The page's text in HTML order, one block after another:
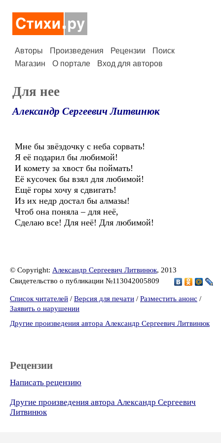
Авторы Произведения Рецензии
Поиск
Магазин
О портале Вход для авторов
Для нее
Александр Сергеевич Литвинюк
Мне бы звёздочку с неба сорвать!
Я её подарил бы любимой!
И комету за хвост бы поймать!
Её кусочек бы взял для любимой!
Ещё горы хочу я сдвигать!
Из их недр достал бы алмазы!
Чтоб она поняла – для неё,
Сделаю все! Для неё! Для любимой!
© Copyright: Александр Сергеевич Литвинюк, 2013
Свидетельство о публикации №113042005809
Список читателей / Версия для печати / Разместить анонс /
Заявить о нарушении
Другие произведения автора Александр Сергеевич Литвинюк
Рецензии
Написать рецензию
Другие произведения автора Александр Сергеевич
Литвинюк